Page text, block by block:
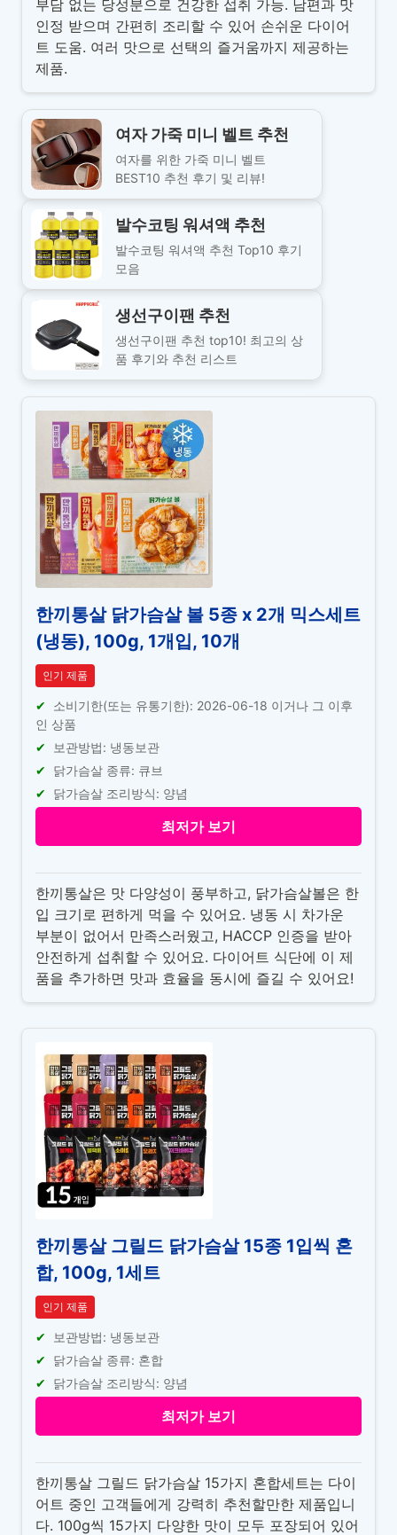
부담 없는 당성분으로 건강한 섭취 가능. 남편과 맛
인정 받으며 간편히 조리할 수 있어 손쉬운 다이어
트 도움. 여러 맛으로 선택의 즐거움까지 제공하는
제품.
여자 가죽 미니 벨트 추천
여자를 위한 가죽 미니 벨트
BEST10 추천 후기 및 리뷰!
발수코팅 워셔액 추천
발수코팅 워셔액 추천 Top10 후기
모음
생선구이팬 추천
생선구이팬 추천 top10! 최고의 상
품 후기와 추천 리스트
한끼통살 닭가슴살 볼 5종 x 2개 믹스세트
(냉동), 100g, 1개입, 10개
인기 제품
소비기한(또는 유통기한): 2026-06-18 이거나 그 이후
인 상품
보관방법: 냉동보관
닭가슴살 종류: 큐브
닭가슴살 조리방식: 양념
최저가 보기
한끼통살은 맛 다양성이 풍부하고, 닭가슴살볼은 한
입 크기로 편하게 먹을 수 있어요. 냉동 시 차가운
부분이 없어서 만족스러웠고, HACCP 인증을 받아
안전하게 섭취할 수 있어요. 다이어트 식단에 이 제
품을 추가하면 맛과 효율을 동시에 즐길 수 있어요!
한끼통살 그릴드 닭가슴살 15종 1입씩 혼
합, 100g, 1세트
인기 제품
보관방법: 냉동보관
닭가슴살 종류: 혼합
닭가슴살 조리방식: 양념
최저가 보기
한끼통살 그릴드 닭가슴살 15가지 혼합세트는 다이
어트 중인 고객들에게 강력히 추천할만한 제품입니
다. 100g씩 15가지 다양한 맛이 모두 포장되어 있어